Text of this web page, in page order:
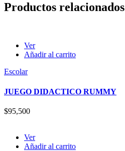
Productos relacionados
Ver
Añadir al carrito
Escolar
JUEGO DIDACTICO RUMMY
$95,500
Ver
Añadir al carrito